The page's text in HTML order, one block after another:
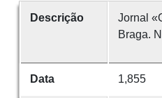
Descrição
Jornal
Braga.
Data 1,855